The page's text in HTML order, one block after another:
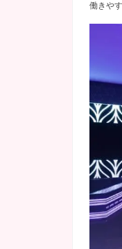
今すぐ体入 (1)
働きや